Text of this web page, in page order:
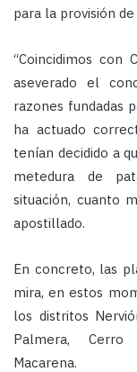
para la provisión
“Coincidimos con
aseverado el
razones fundadas
ha actuado
tenían decidido a
metedura de
situación, cuanto
apostillado.
En concreto, las
mira, en estos
los distritos
Palmera, Cerro
Macarena.